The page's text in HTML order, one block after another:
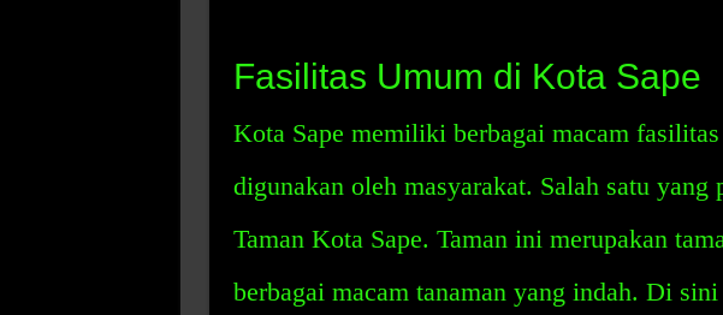
Fasilitas Umum di Kota Sape
Kota Sape memiliki berbagai macam
digunakan oleh masyarakat. Salah satu yang
Taman Kota Sape. Taman ini merupakan
berbagai macam tanaman yang indah. Di